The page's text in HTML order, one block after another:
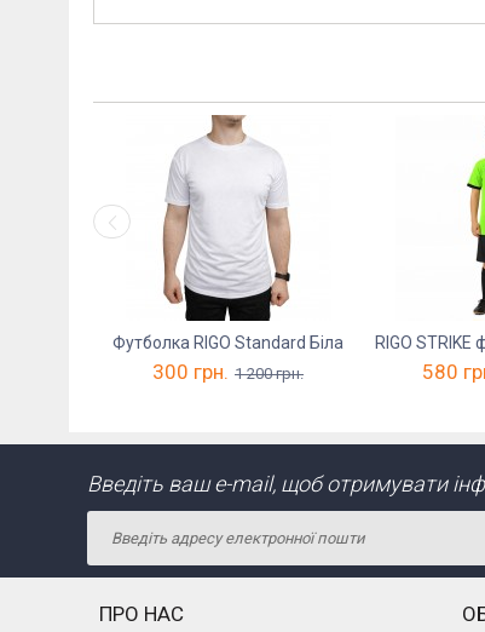
Футболка RIGO Standard Біла
300 грн. 1 200 грн. 580
Введіть ваш e-mail, щоб отримувати
ПРО НАС